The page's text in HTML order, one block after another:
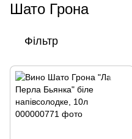
Шато Грона
Фільтр